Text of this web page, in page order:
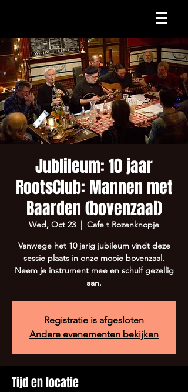
Jublileum: 10 jaar
RootsClub: Mannen met
Baarden (bovenzaal)
Wed, Oct 23
  |
Cafe t Rozenknopje
Vanwege het 10 jarig jubileum vindt deze
sessie plaats in onze mooie bovenzaal.
Neem je instrument mee en schuif gezellig
aan.
Registratie is afgesloten
Andere evenementen bekijken
Tijd en locatie